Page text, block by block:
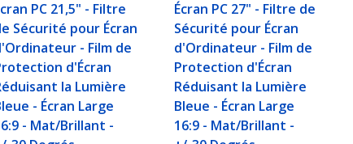
PC 21,5" - Filtre
Sécurité pour Écran
- Film de
d'Écran
la Lumière
- Écran Large
- Mat/Brillant -
Écran PC 27" - Filtre de
Sécurité pour Écran
d'Ordinateur - Film de
Protection d'Écran
Réduisant la Lumière
Bleue - Écran Large
16:9 - Mat/Brillant -